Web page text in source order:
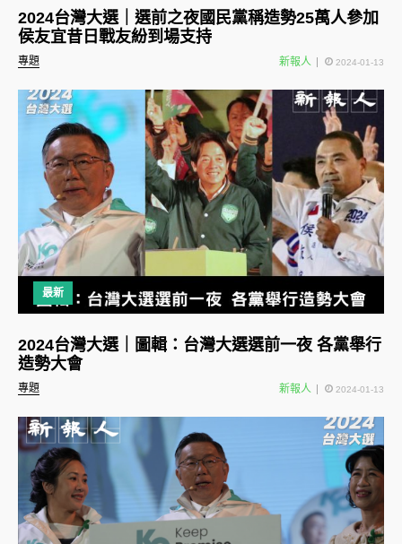
專題
2024台灣大選｜選前之夜國民黨稱造勢25萬人參加
侯友宜昔日戰友紛到場支持
新報人 2024-01-13
最新
專題
2024台灣大選｜圖輯：台灣大選選前一夜 各黨舉行
造勢大會
新報人 2024-01-13